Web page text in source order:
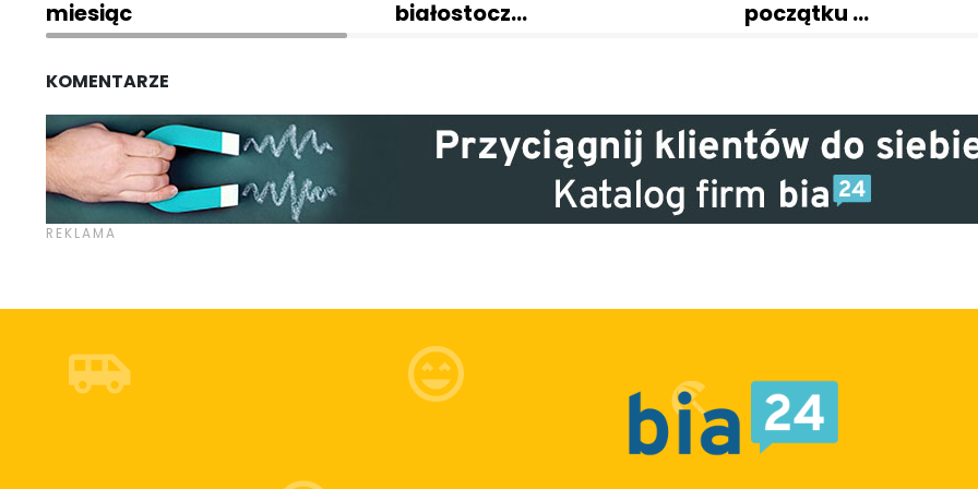
miesiąc białostocz… początku …
KOMENTARZE